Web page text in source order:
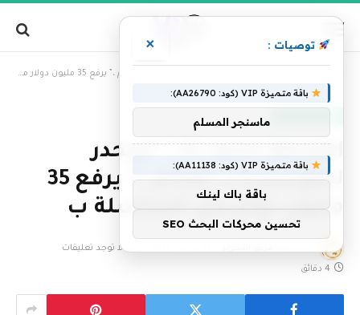
YC alum Mendel ، “منحدر
للمؤسسات اللاتام ،” يرفع 35
مليون دولار من السلسلة ب
لا توجد تعليقات
4 دقائق
توصيات : ×
باقة متميزة VIP (كود: AA26790):
ماسنجر المسلم
باقة متميزة VIP (كود: AA11138):
باقة باك لينك
تحسين محركات البحث SEO